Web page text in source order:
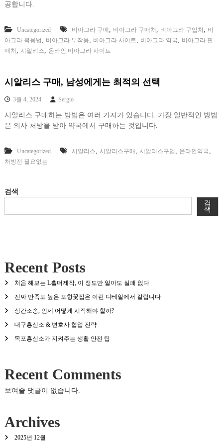
공합니다.
Uncategorized 비아그라 구매 , 비아그라 구매처 , 비아그라 구입처 , 비
아그라 복용법 , 비아그라 부작용, 비아그라 사이트, 비아그라 약국, 비아그라 판
매처 , 시알리스, 온라인 비아그라 사이트
시알리스 구매, 남성에게는 최적의 선택
3월 4, 2024 Sergio
시알리스 구매하는 방법은 여러 가지가 있습니다. 가장 일반적인 방법
은 의사 처방을 받아 약국에서 구매하는 것입니다.
Uncategorized 시알리스, 시알리스구매 , 시알리스구입 , 온라인약국,
처방전 필요없는
검색
검
색
Recent Posts
처음 해보는 L홀더제작, 이 정도만 알아도 실패 없다
진짜 만족도 높은 포항꽃집은 이런 디테일에서 갈립니다
상간소송, 언제 어떻게 시작해야 할까?
대구흥신소 & 변호사 협업 전략
목포흥신소가 지켜주는 생활 안전 팁
Recent Comments
보여줄 댓글이 없습니다.
Archives
2025년 12월